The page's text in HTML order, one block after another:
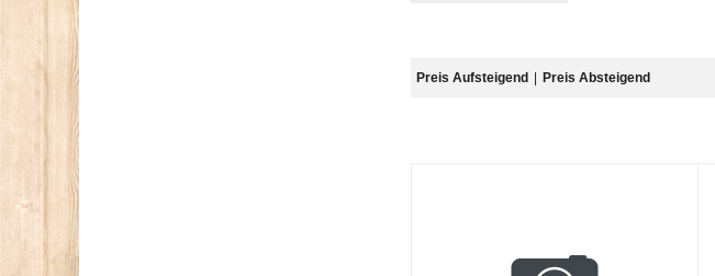
Preis Aufsteigend Preis Absteigend